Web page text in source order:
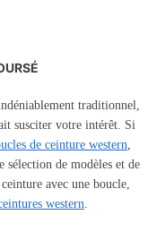
traditionnel,
susciter votre intérêt. Si
de ceinture western
sélection de modèles et de
avec une boucle,
western